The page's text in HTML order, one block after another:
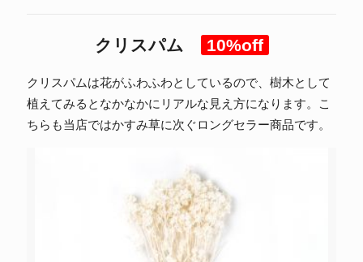
クリスパム 10%off
クリスパムは花がふわふわとしているので、樹木として
植えてみるとなかなかにリアルな見え方になります。こ
ちらも当店ではかすみ草に次ぐロングセラー商品です。